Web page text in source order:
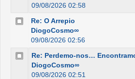
09/08/2026 02:58
Re: O Arrepio
DiogoCosmo∞
09/08/2026 02:56
Re: Perdemo-nos…
DiogoCosmo∞
09/08/2026 02:51